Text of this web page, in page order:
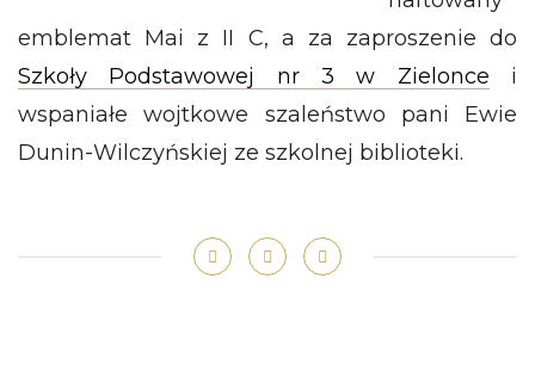
emblemat Mai z II C, a za zaproszenie do
Szkoły Podstawowej nr 3 w Zielonce i
wspaniałe wojtkowe szaleństwo pani Ewie
Dunin-Wilczyńskiej ze szkolnej biblioteki.